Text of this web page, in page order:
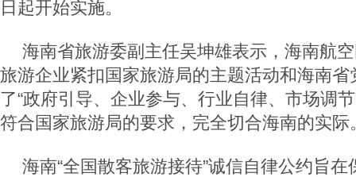
日起开始实施。
海南省旅游委副主任吴坤雄表示，海南航
旅游企业紧扣国家旅游局的主题活动和海南
了“政府引导、企业参与、行业自律、市场调
符合国家旅游局的要求，完全切合海南的实际
海南“全国散客旅游接待”诚信自律公约旨